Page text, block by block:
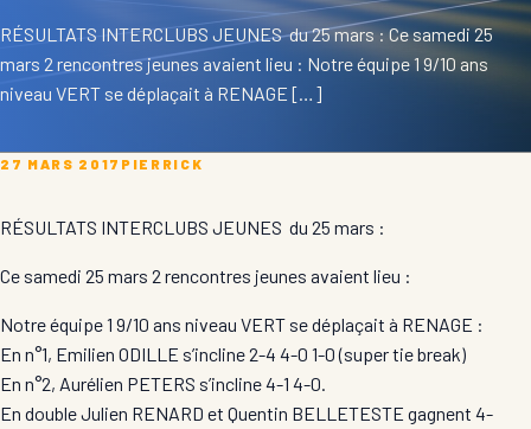
RÉSULTATS INTERCLUBS JEUNES du 25 mars : Ce samedi 25
mars 2 rencontres jeunes avaient lieu : Notre équipe 1 9/10 ans
niveau VERT se déplaçait à RENAGE […]
27 MARS 2017 PIERRICK
RÉSULTATS INTERCLUBS JEUNES du 25 mars :
Ce samedi 25 mars 2 rencontres jeunes avaient lieu :
Notre équipe 1 9/10 ans niveau VERT se déplaçait à RENAGE :
En n°1, Emilien ODILLE s’incline 2-4 4-0 1-0 (super tie break)
En n°2, Aurélien PETERS s’incline 4-1 4-0.
En double Julien RENARD et Quentin BELLETESTE gagnent 4-